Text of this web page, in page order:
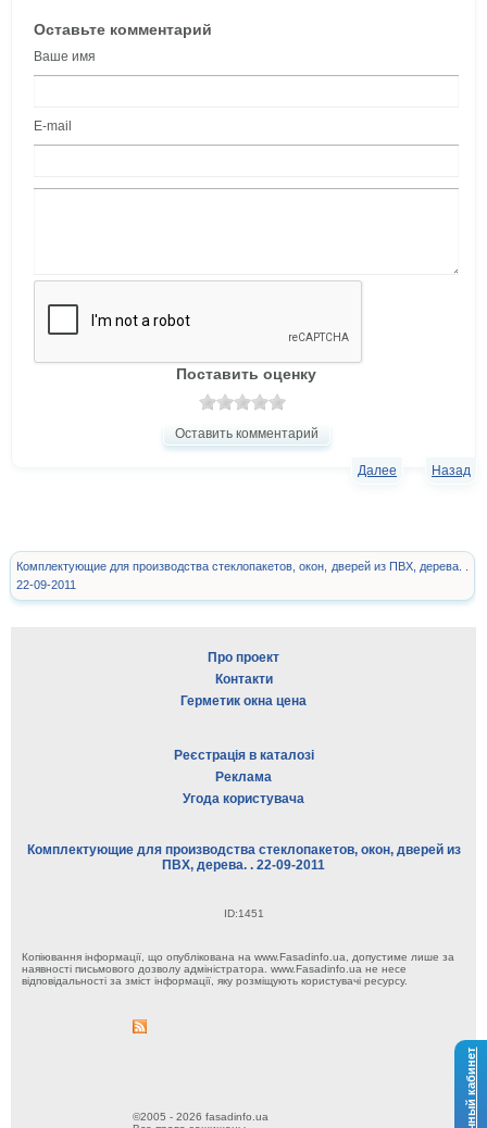
Личный кабинет
Оставьте комментарий
Ваше имя
E-mail
Поставить оценку
Оставить комментарий
Назад
Далее
Комплектующие для производства стеклопакетов, окон, дверей из ПВХ, дерева. .
22-09-2011
Про проект
Контакти
Герметик окна цена
Реєстрація в каталозі
Реклама
Угода користувача
Комплектующие для производства стеклопакетов, окон, дверей из
ПВХ, дерева. . 22-09-2011
ID:1451
Копіювання інформації, що опублікована на www.Fasadinfo.ua, допустиме лише за
наявності письмового дозволу адміністратора. www.Fasadinfo.ua не несе
відповідальності за зміст інформації, яку розміщують користувачі ресурсу.
©2005 - 2026 fasadinfo.ua